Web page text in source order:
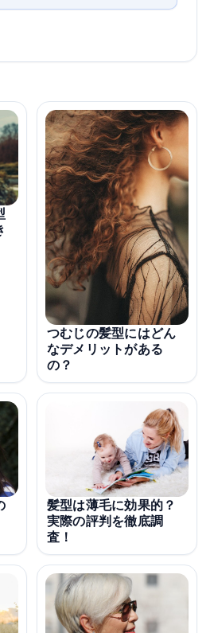
つむじの髪型にはどん
なデメリットがある
の？
髪型は薄毛に効果的？
実際の評判を徹底調
査！